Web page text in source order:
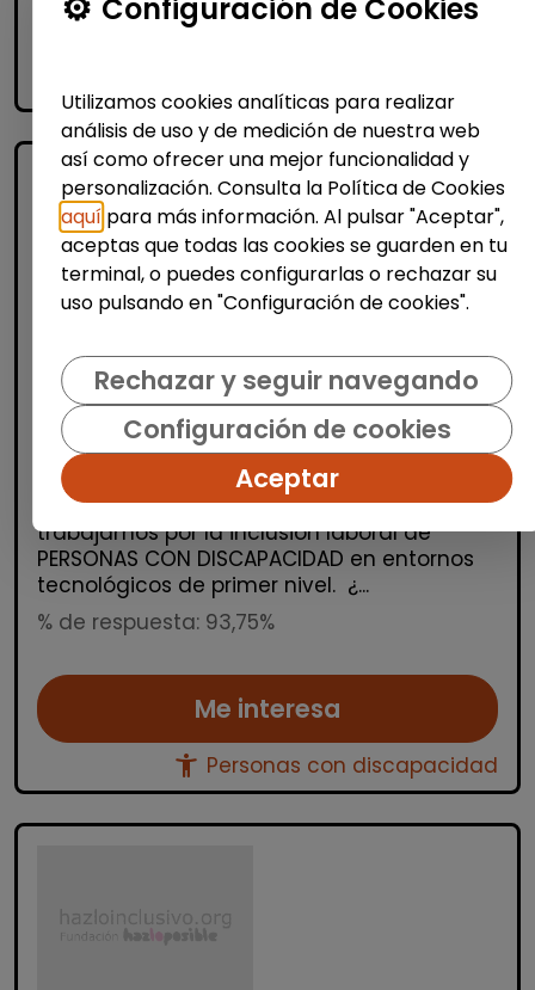
Me interesa
Informática y Tecnología
Administrador/a de sistemas junior -
discapacidad (madrid)
FUNDACIÓN GOODJOB| España(Madrid)
¿Quiénes somos? En Fundación GoodJob
trabajamos por la inclusión laboral de
PERSONAS CON DISCAPACIDAD en entornos
tecnológicos de primer nivel. ¿...
% de respuesta: 93,75%
Me interesa
accessibility_new Personas con discapacidad
Configuración de Cookies
Utilizamos cookies analíticas para realizar
análisis de uso y de medición de nuestra web
así como ofrecer una mejor funcionalidad y
personalización. Consulta la Política de Cookies
aquí para más información. Al pulsar "Aceptar",
aceptas que todas las cookies se guarden en tu
terminal, o puedes configurarlas o rechazar su
uso pulsando en "Configuración de cookies".
Rechazar y seguir navegando
Configuración de cookies
Aceptar